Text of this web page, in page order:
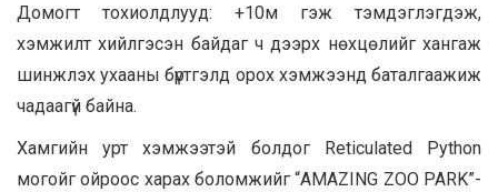
Домогт тохиолдлууд: +10м гэж тэмдэглэгдэж,
хэмжилт хийлгэсэн байдаг ч дээрх нөхцөлийг хангаж
шинжлэх ухааны бүртгэлд орох хэмжээнд баталгаажиж
чадаагүй байна.
Хамгийн урт хэмжээтэй болдог Reticulated Python
могойг ойроос харах боломжийг “AMAZING ZOO PARK”-